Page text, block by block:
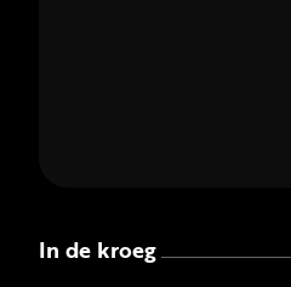
In de kroeg